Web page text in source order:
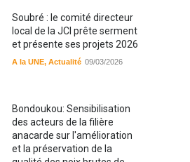
Soubré : le comité directeur
local de la JCI prête serment
et présente ses projets 2026
A la UNE, Actualité 09/03/2026
Bondoukou: Sensibilisation
des acteurs de la filière
anacarde sur l'amélioration
et la préservation de la